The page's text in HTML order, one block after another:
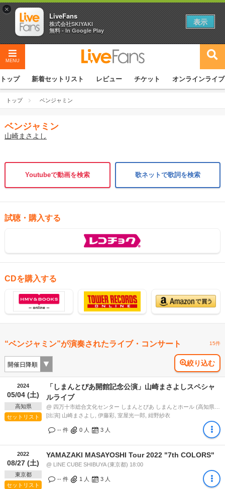
MENU
トップ 新着セットリスト レビュー チケット オンラインライブ
トップ ベンジャミン
ベンジャミン
山崎まさよし
Youtubeで動画を検索 歌ネットで歌詞を検索
試聴・購入する
CDを購入する
“ベンジャミン”が演奏されたライブ・コンサート 15件
絞り込む
2024
05/04 (土)
高知県
セットリスト
「しまんとぴあ開館記念公演」山崎まさよしスペシャ
ルライブ
[出演] 山崎まさよし, 伊藤彩, 室屋光一郎, 紺野紗衣
-- 件 0 人 3 人
2022
08/27 (土)
東京都
セットリスト
YAMAZAKI MASAYOSHI Tour 2022 "7th COLORS"
@ LINE CUBE SHIBUYA (東京都) 18:00
-- 件 1 人 3 人
×
LiveFans
株式会社SKIYAKI
無料 - In Google Play
表示